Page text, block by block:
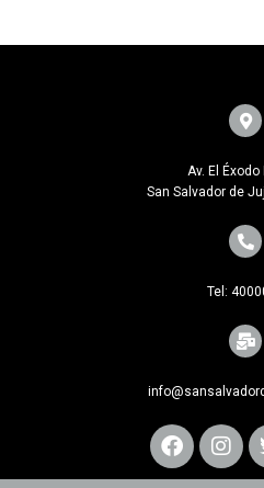
Av. El Éxodo
San Salvador de
Tel: